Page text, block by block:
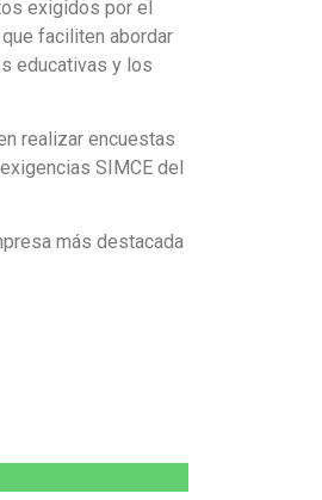
exigidos por el
faciliten abordar
educativas y los
realizar encuestas
SIMCE del
más destacada